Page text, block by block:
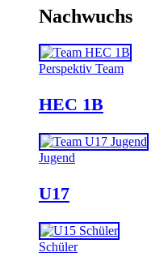
Nachwuchs
Perspektiv Team
HEC 1B
Jugend
U17
Schüler